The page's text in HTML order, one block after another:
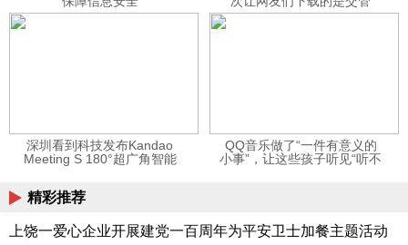
12123APP
深圳看到科技发布Kandao
Meeting S 180°超广角智能
QQ音乐做了“一件有意义的
小事”，让这些孩子听见“听不
精彩推荐
上饶一爱心企业开展建党一百周年为平安卫士加餐主题活动